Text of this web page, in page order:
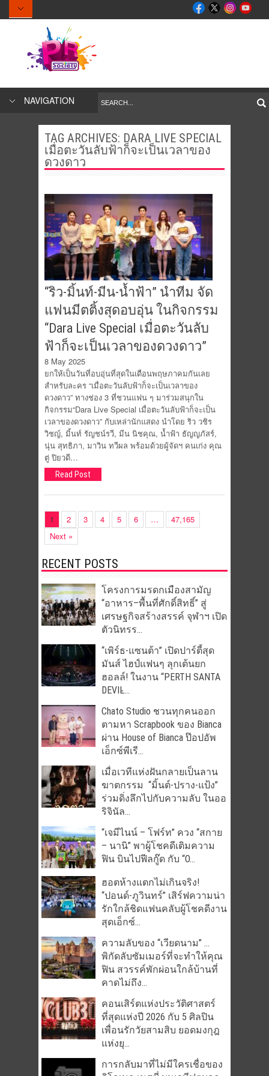
NAVIGATION
TAG ARCHIVES: DARA LIVE SPECIAL
เมื่อตะวันลับฟ้าก็จะเป็นเวลาของ
ดวงดาว
“ริว-มิ้นท์-มีน-น้ำฟ้า” นำทีม จัด
แฟนมีตติ้งสุดอบอุ่น ในกิจกรรม
“Dara Live Special เมื่อตะวันลับ
ฟ้าก็จะเป็นเวลาของดวงดาว”
8 May 2025
ยกให้เป็นวันที่อบอุ่นที่สุดในเดือนพฤษภาคมกันเลย
สำหรับละคร “เมื่อตะวันลับฟ้าก็จะเป็นเวลาของ
ดวงดาว” ทางช่อง 3 ที่ชวนแฟน ๆ มาร่วมสนุกใน
กิจกรรม“Dara Live Special เมื่อตะวันลับฟ้าก็จะเป็น
เวลาของดวงดาว” กับเหล่านักแสดง นำโดย ริว วชิร
วิชญ์, มิ้นท์ รัญชน์รวี, มีน นิชคุณ, น้ำฟ้า ธัญญภัสร์,
นุ่น สุทธิภา, มาวิน ทวีผล พร้อมด้วยผู้จัดฯ คนเก่ง คุณ
ตู่ ปิยวดี…
Read Post
1 2 3 4 5 6 …
47,165
Next »
RECENT POSTS
โครงการมรดกเมืองสามัญ
“อาหาร–พื้นที่ศักดิ์สิทธิ์” สู่
เศรษฐกิจสร้างสรรค์ จุฬาฯ เปิด
ตัวนิทรร...
“เพิร์ธ-แซนต้า” เปิดปาร์ตี้สุด
มันส์ ไฮป์แฟนๆ ลุกเต้นยก
ฮอลล์! ในงาน “PERTH SANTA
DEVIL̵...
Chato Studio ชวนทุกคนออก
ตามหา Scrapbook ของ Bianca
ผ่าน House of Bianca ป๊อปอัพ
เอ็กซ์พีเรี...
เมื่อเวทีแห่งฝันกลายเป็นลาน
ฆาตกรรม “มิ้นต์-ปราง-แป้ง”
ร่วมดิ่งลึกไปกับความลับ ในออ
ริจินัล...
“เจมีไนน์ – โฟร์ท” ควง “สกาย
– นานิ” พาผู้โชคดีเติมความ
ฟิน บินไปฟีลกู๊ด กับ “O...
ฮอตห้างแตกไม่เกินจริง!
“ปอนด์-ภูวินทร์” เสิร์ฟความน่า
รักใกล้ชิดแฟนคลับผู้โชคดีงาน
สุดเอ็กซ์...
ความลับของ “เวียดนาม” …
พิกัดลับซัมเมอร์ที่จะทำให้คุณ
ฟิน สวรรค์พักผ่อนใกล้บ้านที่
คาดไม่ถึง...
คอนเสิร์ตแห่งประวัติศาสตร์
ที่สุดแห่งปี 2026 กับ 5 ศิลปิน
เพื่อนรักวัยสามสิบ ยอดมงกุฎ
แห่งยุ...
การกลับมาที่ไม่มีใครเชื่อของ